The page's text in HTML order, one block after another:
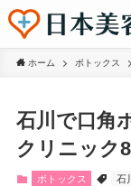
ホーム ボトックス
石川で口角
クリニック
ボトックス 石川